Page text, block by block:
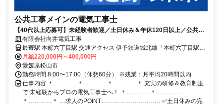
公共工事メインの電気工事士
【40代以上応募可】未経験者歓迎／土日休み＆年休120日以上／公共工
事中心で安定
有限会社向井電気工事
最寄駅 本町六丁目駅 交通アクセス 伊予鉄道城北線「本町六丁目駅」
より車で5分 ●車通勤OK ●バイク通勤OK
月給220,000円～400,000円
愛媛県松山市
勤務時間 8:00〜17:00（休憩60分） ※残業：月平均20時間以内
仕事内容 ＊…………＊…………＊…………＊ 充実の研修＆教育制度
で 未経験からプロの電気工事士へ！ ＊…………＊…………
＊…………＊ …求人のPOINT………………………… ✅土日休みの完